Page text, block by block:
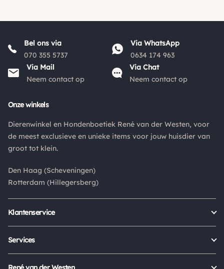
Bel ons via
070 355 5737
Via WhatsApp
0634 174 963
Via Mail
Neem contact op
Via Chat
Neem contact op
Onze winkels
Dierenwinkel en Hondenboetiek René van der Westen, voor
de meest exclusieve en unieke items voor jouw huisdier van
groot tot klein.
Den Haag (Scheveningen)
Rotterdam (Hillegersberg)
Klantenservice
Retour aanmelden
Services